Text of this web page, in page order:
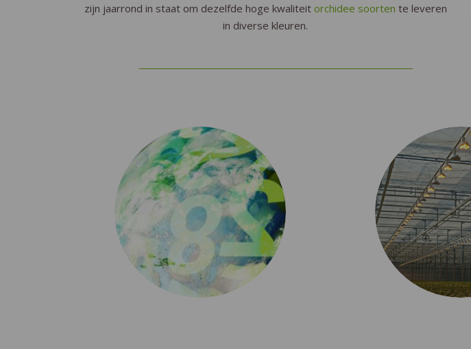
zijn jaarrond in staat om dezelfde hoge kwaliteit orchidee soorten te leveren
in diverse kleuren.